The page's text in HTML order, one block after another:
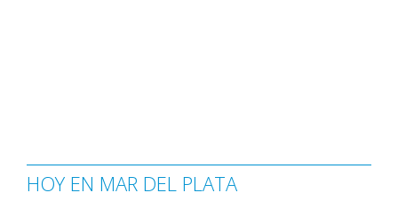
HOY EN MAR DEL PLATA